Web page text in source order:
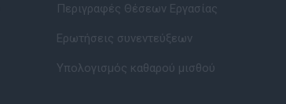
Περιγραφές Θέσεων Εργασίας
Ερωτήσεις συνεντεύξεων
Υπολογισμός καθαρού μισθού